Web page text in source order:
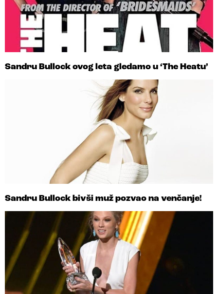
Sandru Bullock ovog leta gledamo u ‘The Heatu’
Sandru Bullock bivši muž pozvao na venčanje!